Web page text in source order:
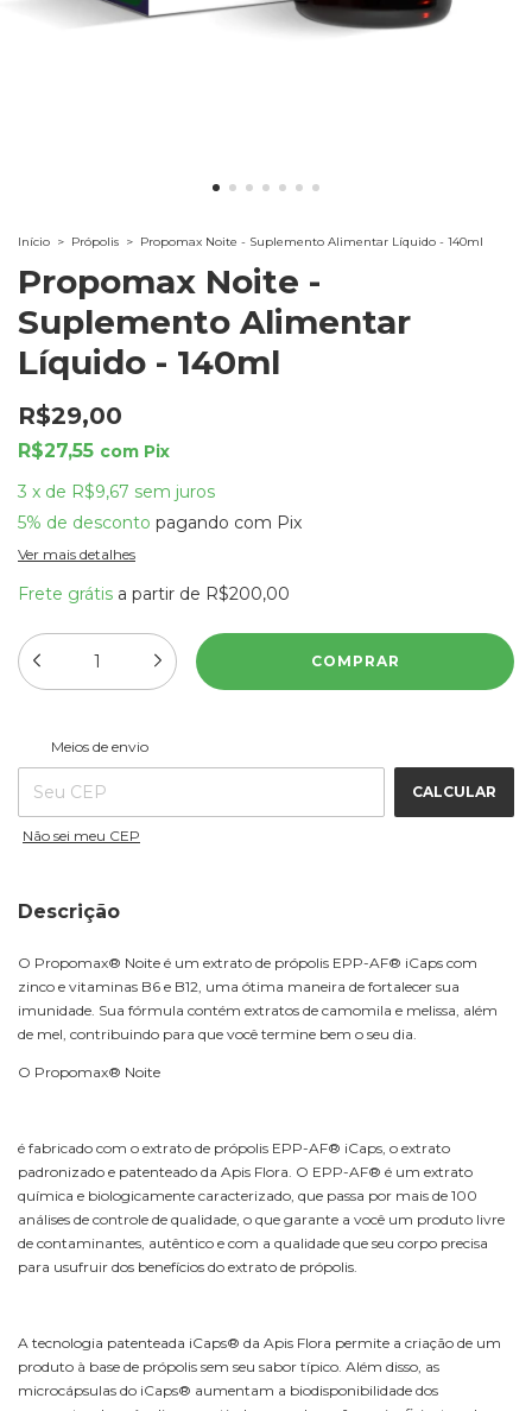
Início > Própolis > Propomax Noite - Suplemento Alimentar Líquido - 140ml
Propomax Noite -
Suplemento Alimentar
Líquido - 140ml
R$29,00
R$27,55 com Pix
3 x de R$9,67 sem juros
5% de desconto pagando com Pix
Ver mais detalhes
Frete grátis a partir de R$200,00
Entregas para o CEP:
Meios de envio
CALCULAR
Não sei meu CEP
Descrição
O Propomax® Noite é um extrato de própolis EPP-AF® iCaps com
zinco e vitaminas B6 e B12, uma ótima maneira de fortalecer sua
imunidade. Sua fórmula contém extratos de camomila e melissa, além
de mel, contribuindo para que você termine bem o seu dia.
O Propomax® Noite
é fabricado com o extrato de própolis EPP-AF® iCaps, o extrato
padronizado e patenteado da Apis Flora. O EPP-AF® é um extrato
química e biologicamente caracterizado, que passa por mais de 100
análises de controle de qualidade, o que garante a você um produto livre
de contaminantes, autêntico e com a qualidade que seu corpo precisa
para usufruir dos benefícios do extrato de própolis.
A tecnologia patenteada iCaps® da Apis Flora permite a criação de um
produto à base de própolis sem seu sabor típico. Além disso, as
microcápsulas do iCaps® aumentam a biodisponibilidade dos